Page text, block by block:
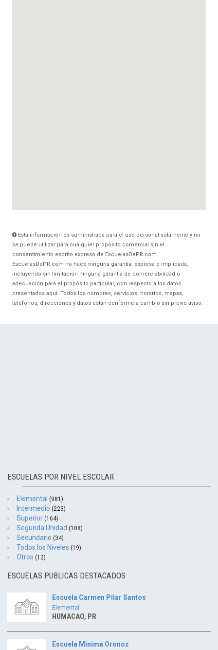
Esta información es suministrada para el uso personal solamente y no
se puede utilizar para cualquier propósito comercial sin el
consentimiento escrito expreso de EscuelasDePR.com.
EscuelasDePR.com no hace ninguna garantía, expresa o implicada,
incluyendo sin limitación ninguna garantía de comerciabilidad o
adecuación para el propósito particular, con respecto a los datos
presentados aquí. Todos los nombres, servicios, horarios, mapas,
teléfonos, direcciones y datos están conforme a cambio sin previo aviso.
ESCUELAS POR NIVEL ESCOLAR
Elemental (981)
Intermedio (223)
Superior (164)
Segunda Unidad (188)
Secundario (34)
Todos los Niveles (19)
Otros (12)
ESCUELAS PUBLICAS DESTACADOS
Escuela Carmen Pilar Santos
Elemental
HUMACAO, PR
Escuela Minima Oronoz